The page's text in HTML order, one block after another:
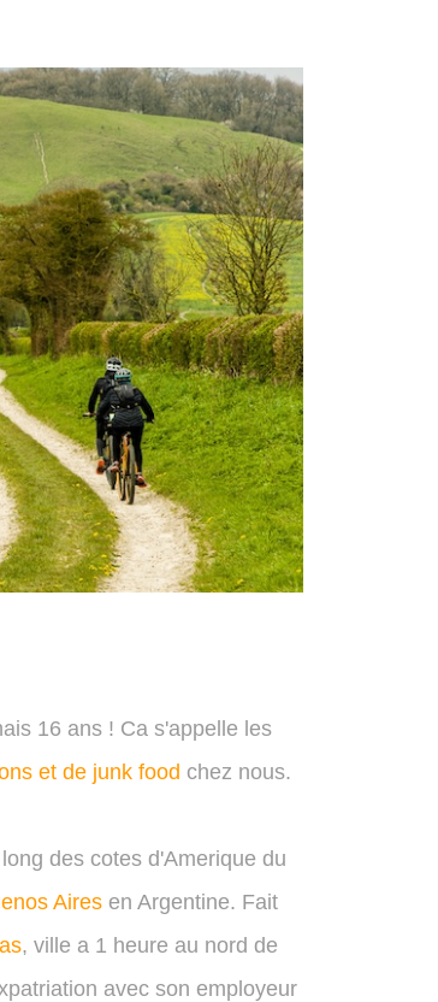
16 ans ! Ca s'appelle les
et de junk food chez nous.
des cotes d'Amerique du
Aires en Argentine. Fait
, ville a 1 heure au nord de
avec son employeur